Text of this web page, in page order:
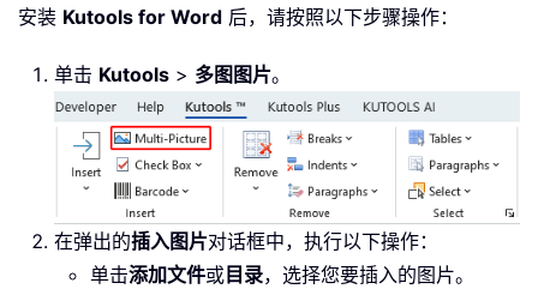
安装 Kutools for Word 后，请按照以下步骤操作：
单击 Kutools > 多图图片。
在弹出的插入图片对话框中，执行以下操作：
单击添加文件或 目录，选择您要插入的图片。